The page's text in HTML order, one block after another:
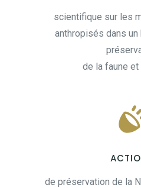
scientifique sur les
anthropisés dans un
de la faune
de préservation de la